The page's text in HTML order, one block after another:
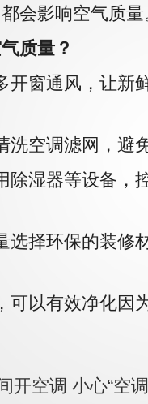
会影响空气质量
质量？
开窗通风，让新
洗空调滤网，避
除湿器等设备，
选择环保的装修
可以有效净化因
开空调 小心“空